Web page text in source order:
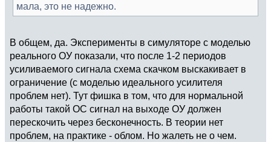
мала, это не надежно.
В общем, да. Эксперименты в симуляторе с моделью
реального ОУ показали, что после 1-2 периодов
усиливаемого сигнала схема скачком выскакивает в
ограничение (с моделью идеального усилителя
проблем нет). Тут фишка в том, что для нормальной
работы такой ОС сигнал на выходе ОУ должен
перескочить через бесконечность. В теории нет
проблем, на практике - облом. Но жалеть не о чем.